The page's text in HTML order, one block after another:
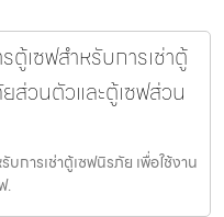
เซฟสำหรับการเช่าตู้
ส่วนตัวและตู้เซฟส่วน
การเช่าตู้เซฟนิรภัย เพื่อใช้งาน
.